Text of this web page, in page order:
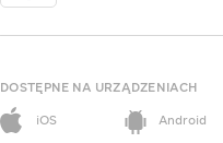
DOSTĘPNE NA URZĄDZENIACH
iOS
Android